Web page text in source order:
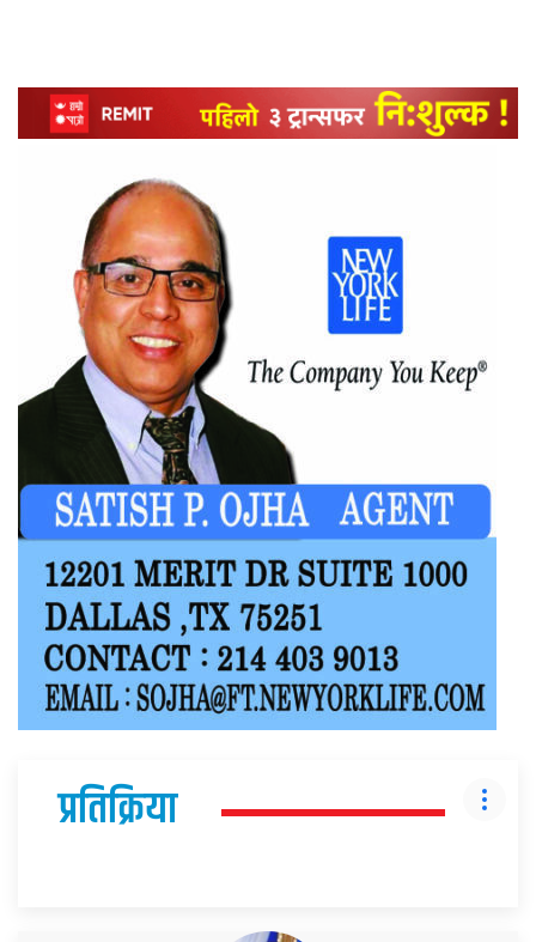
प्रतिक्रिया